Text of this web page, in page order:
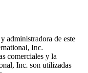
administradora de este
Inc.
comerciales y la
Inc. son utilizadas